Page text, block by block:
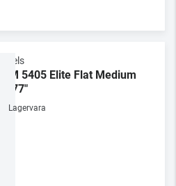
Vogels
TVM 5405 Elite Flat Medium
32-77"
Lagervara